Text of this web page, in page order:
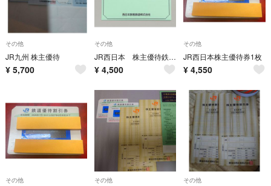
その他
JR九州 株主優待
¥ 5,700
その他
JR西日本 株主優待鉄道割引券
¥ 4,500
その他
JR西日本株主優待券1枚
¥ 4,550
その他 その他 その他